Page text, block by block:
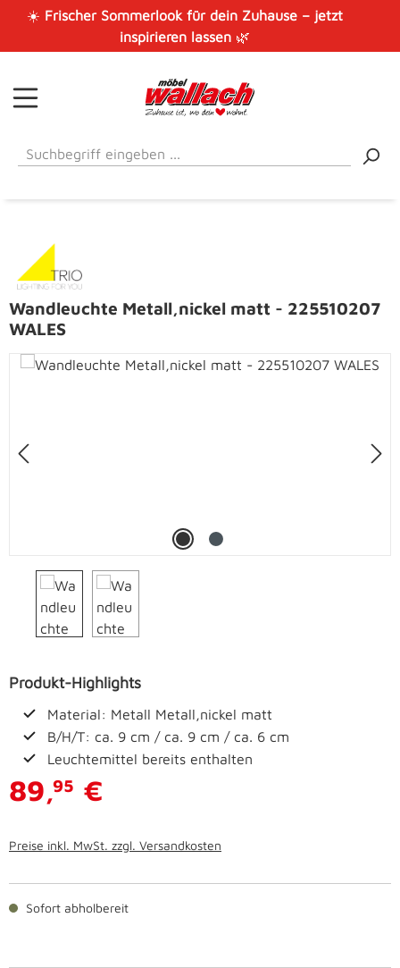
Zum Hauptinhalt springen
☀️ Frischer Sommerlook für dein Zuhause – jetzt
inspirieren lassen🌿
Bildergalerie überspringen
Wandleuchte Metall,nickel matt - 225510207
WALES
Produkt-Highlights
Material: Metall Metall,nickel matt
B/H/T: ca. 9 cm / ca. 9 cm / ca. 6 cm
Leuchtemittel bereits enthalten
89,95 €
Preise inkl. MwSt. zzgl. Versandkosten
Sofort abholbereit